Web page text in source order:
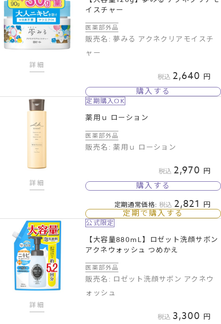
詳細
イスチャー
医薬部外品
販売名: 夢みる アクネクリアモイスチ
ャー
税込 2,640
購入する
詳細
定期購入OK
薬用ｕ ローション
医薬部外品
販売名: 薬用ｕ ローション
税込 2,970
購入する
定期通常価格: 税込 2,821
定期で購入する
詳細
公式限定
【大容量880mL】ロゼット洗顔サボン
アクネウォッシュ つめかえ
医薬部外品
販売名: ロゼット洗顔サボン アクネウ
ォッシュ
税込 3,300